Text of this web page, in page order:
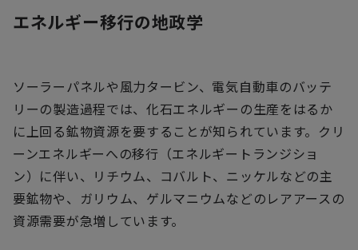
エネルギー移行の地政学
ソーラーパネルや風力タービン、電気自動車のバッテ
リーの製造過程では、化石エネルギーの生産をはるか
に上回る鉱物資源を要することが知られています。クリ
ーンエネルギーへの移行（エネルギートランジショ
ン）に伴い、リチウム、コバルト、ニッケルなどの主
要鉱物や、ガリウム、ゲルマニウムなどのレアアースの
資源需要が急増しています。